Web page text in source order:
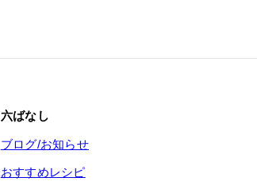
六ばなし
ブログ/お知らせ
おすすめレシピ